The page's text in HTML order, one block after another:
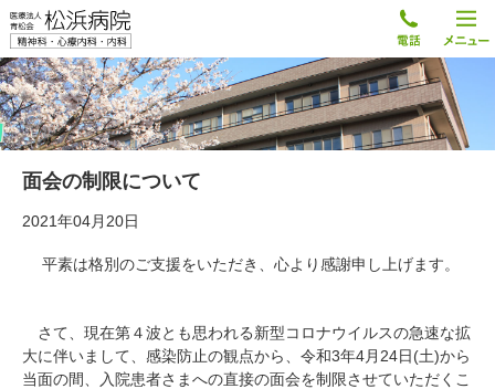
面会の制限について
2021年04月20日
平素は格別のご支援をいただき、心より感謝申し上げます。
さて、現在第４波とも思われる新型コロナウイルスの急速な拡
大に伴いまして、感染防止の観点から、令和3年4月24日(土)から
当面の間、入院患者さまへの直接の面会を制限させていただくこ